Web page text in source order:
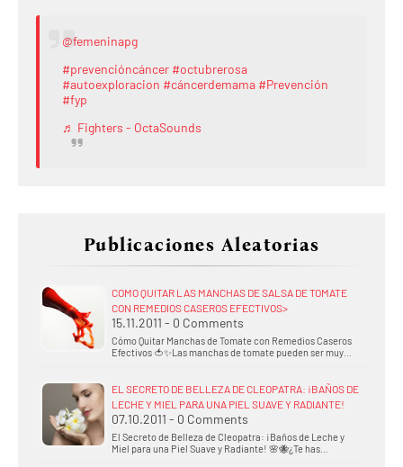
@femeninapg
#prevencióncáncer #octubrerosa
#autoexploracion #cáncerdemama #Prevención
#fyp
♬ Fighters - OctaSounds
Publicaciones Aleatorias
COMO QUITAR LAS MANCHAS DE SALSA DE TOMATE
CON REMEDIOS CASEROS EFECTIVOS>
15.11.2011 - 0 Comments
Cómo Quitar Manchas de Tomate con Remedios Caseros
Efectivos 🍅✨Las manchas de tomate pueden ser muy…
EL SECRETO DE BELLEZA DE CLEOPATRA: ¡BAÑOS DE
LECHE Y MIEL PARA UNA PIEL SUAVE Y RADIANTE!
07.10.2011 - 0 Comments
El Secreto de Belleza de Cleopatra: ¡Baños de Leche y
Miel para una Piel Suave y Radiante! 🌸🐝¿Te has…